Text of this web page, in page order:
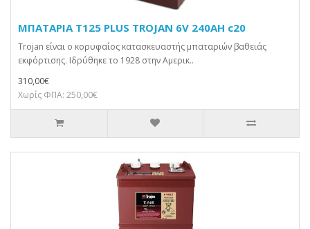
ΜΠΑΤΑΡΙΑ T125 PLUS TROJAN 6V 240AH c20
Trojan είναι ο κορυφαίος κατασκευαστής μπαταριών βαθειάς
εκφόρτισης. Ιδρύθηκε το 1928 στην Αμερικ..
310,00€
Χωρίς ΦΠΑ: 250,00€